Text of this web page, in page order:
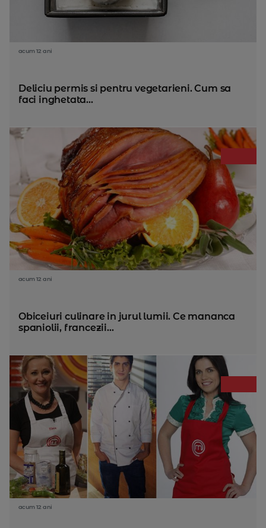
acum 12 ani
Deliciu permis si pentru vegetarieni. Cum sa
faci inghetata...
acum 12 ani
Obiceiuri culinare in jurul lumii. Ce mananca
spaniolii, francezii...
acum 12 ani